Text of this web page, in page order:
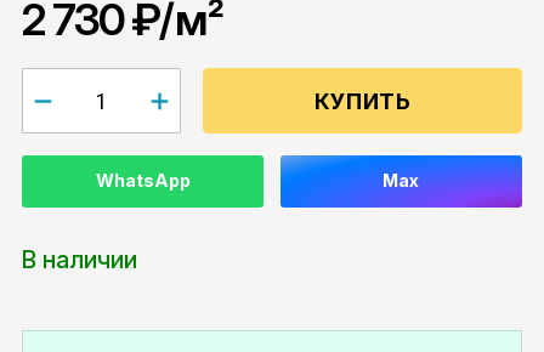
2 730 ₽/м²
КУПИТЬ
WhatsApp Max
В наличии